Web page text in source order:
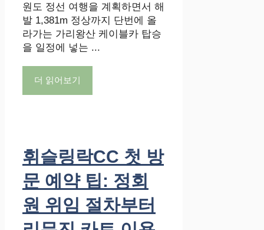
원도 정선 여행을 계획하면서 해
발 1,381m 정상까지 단번에 올
라가는 가리왕산 케이블카 탑승
을 일정에 넣는 ...
더 읽어보기
휘슬링락CC 첫 방
문 예약 팁: 정회
원 위임 절차부터